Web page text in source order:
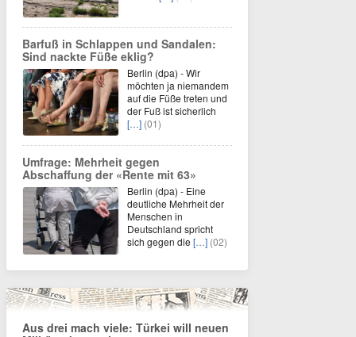
Barfuß in Schlappen und Sandalen:
Sind nackte Füße eklig?
Berlin (dpa) - Wir
möchten ja niemandem
auf die Füße treten und
der Fuß ist sicherlich
[…] (01)
Umfrage: Mehrheit gegen
Abschaffung der «Rente mit 63»
Berlin (dpa) - Eine
deutliche Mehrheit der
Menschen in
Deutschland spricht
sich gegen die […] (02)
Aus drei mach viele: Türkei will neuen